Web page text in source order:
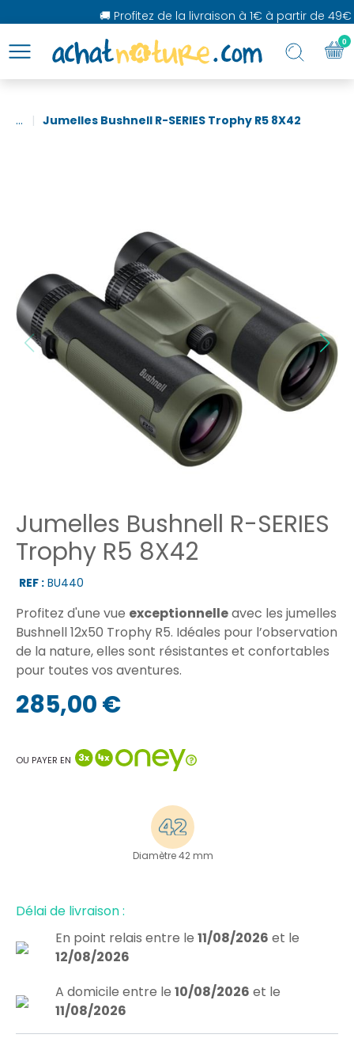
🚚 Profitez de la livraison à 1€ à partir de 49€
... Jumelles Bushnell R-SERIES Trophy R5 8X42
Jumelles Bushnell R-SERIES
Trophy R5 8X42
REF : BU440
Profitez d'une vue exceptionnelleavec les jumelles
Bushnell 12x50 Trophy R5. Idéales pour l’observation
de la nature, elles sont résistantes et confortables
pour toutes vos aventures.
285,00 €
OU PAYER EN
Diamètre 42 mm
Délai de livraison :
En point relais entre le 11/08/2026 et le
12/08/2026
A domicile entre le 10/08/2026 et le
11/08/2026
0